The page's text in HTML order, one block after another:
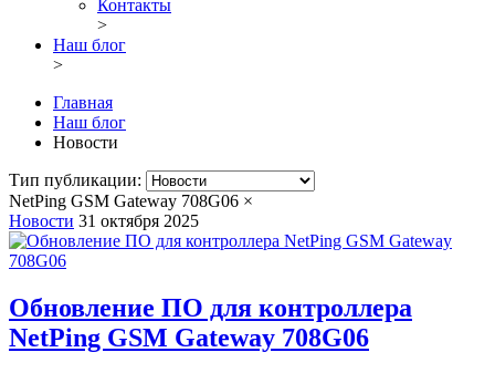
Контакты
>
Наш блог
>
Главная
Наш блог
Новости
Тип публикации:
NetPing GSM Gateway 708G06 ×
Новости 31 октября 2025
Обновление ПО для контроллера
NetPing GSM Gateway 708G06